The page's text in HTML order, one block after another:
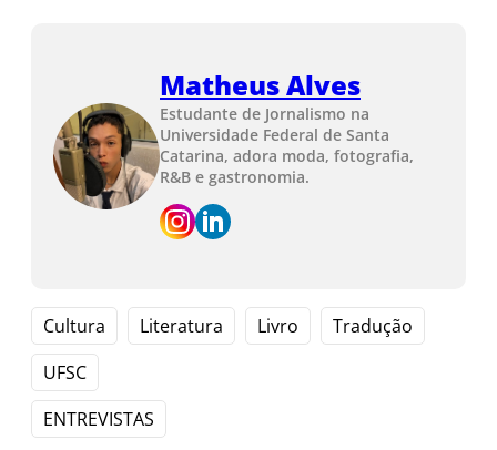
Matheus Alves
Estudante de Jornalismo na
Universidade Federal de Santa
Catarina, adora moda, fotografia,
R&B e gastronomia.
Cultura Literatura Livro
Tradução
UFSC
ENTREVISTAS